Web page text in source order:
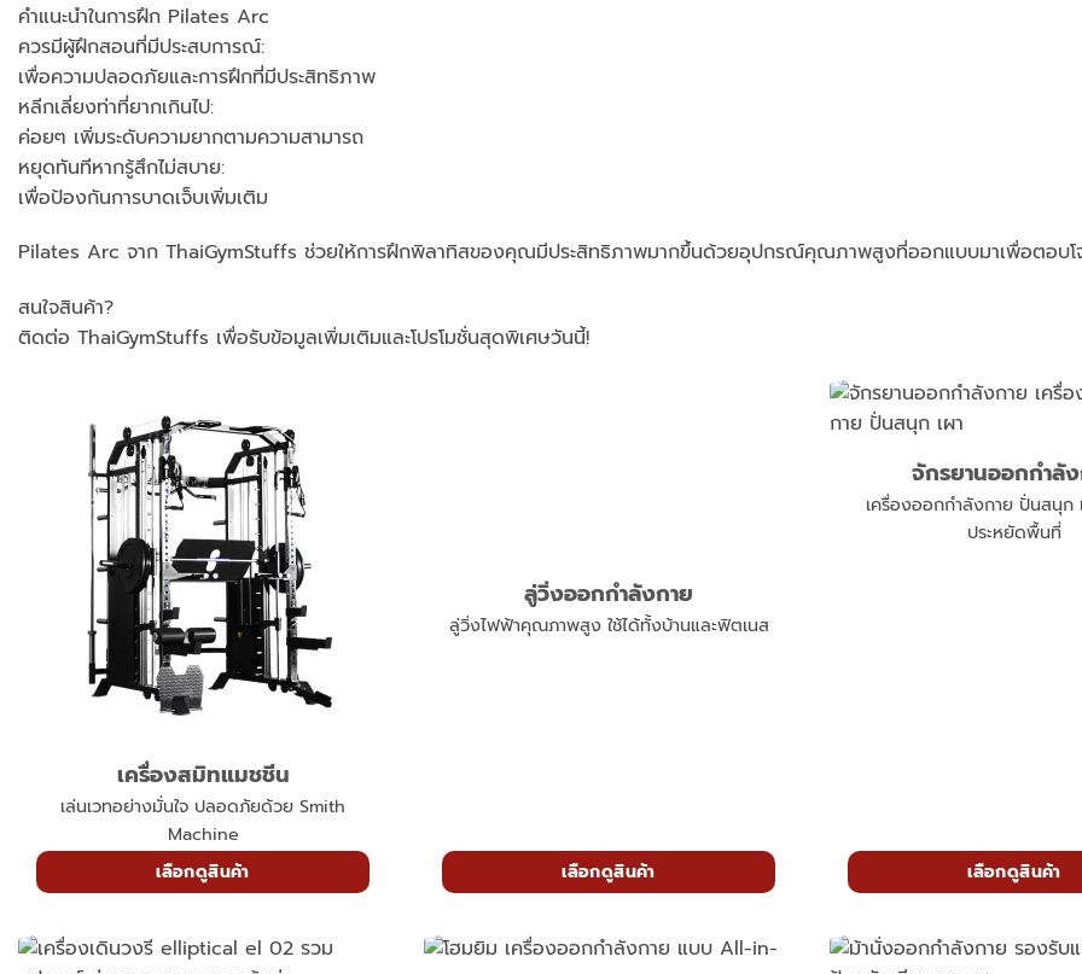
คำแนะนำในการฝึก Pilates Arc
ควรมีผู้ฝึกสอนที่มีประสบการณ์:
เพื่อความปลอดภัยและการฝึกที่มีประสิทธิภาพ
หลีกเลี่ยงท่าที่ยากเกินไป:
ค่อยๆ เพิ่มระดับความยากตามความสามารถ
หยุดทันทีหากรู้สึกไม่สบาย:
เพื่อป้องกันการบาดเจ็บเพิ่มเติม
Pilates Arc จาก ThaiGymStuffs ช่วยให้การฝึกพิลาทิสของคุณมีประสิทธิภาพมากขึ้นด้วยอุปกรณ์คุณภาพสูงที่ออกแบบมาเพื่อตอบโ
สนใจสินค้า?
ติดต่อ ThaiGymStuffs เพื่อรับข้อมูลเพิ่มเติมและโปรโมชั่นสุดพิเศษวันนี้!
เครื่องสมิทแมชชีน
เล่นเวทอย่างมั่นใจ ปลอดภัยด้วย Smith
Machine
เลือกดูสินค้า เลือกดูสินค้า
จักรยานออกกำลั
เครื่องออกกำลังกาย ปั่นสนุก
ประหยัดพื้นที่
เลือกดูสินค้า